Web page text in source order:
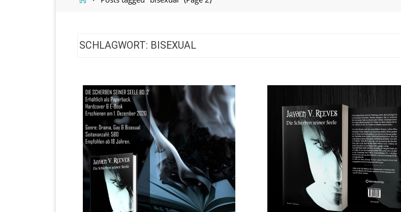
SCHLAGWORT: BISEXUAL